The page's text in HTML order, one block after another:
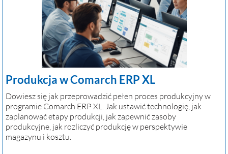
Produkcja w Comarch ERP XL
Dowiesz się jak przeprowadzić pełen proces produkcyjny w
programie Comarch ERP XL. Jak ustawić technologię, jak
zaplanować etapy produkcji, jak zapewnić zasoby
produkcyjne, jak rozliczyć produkcję w perspektywie
magazynu i kosztu.